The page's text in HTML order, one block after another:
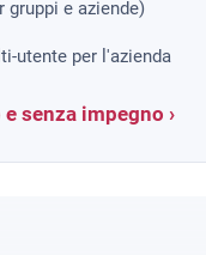
e aziende)
utente per l'azienda
senza impegno ›